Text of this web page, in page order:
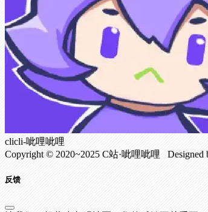
clicli-呲哩呲哩
Copyright © 2020~2025 C站·呲哩呲哩
反馈